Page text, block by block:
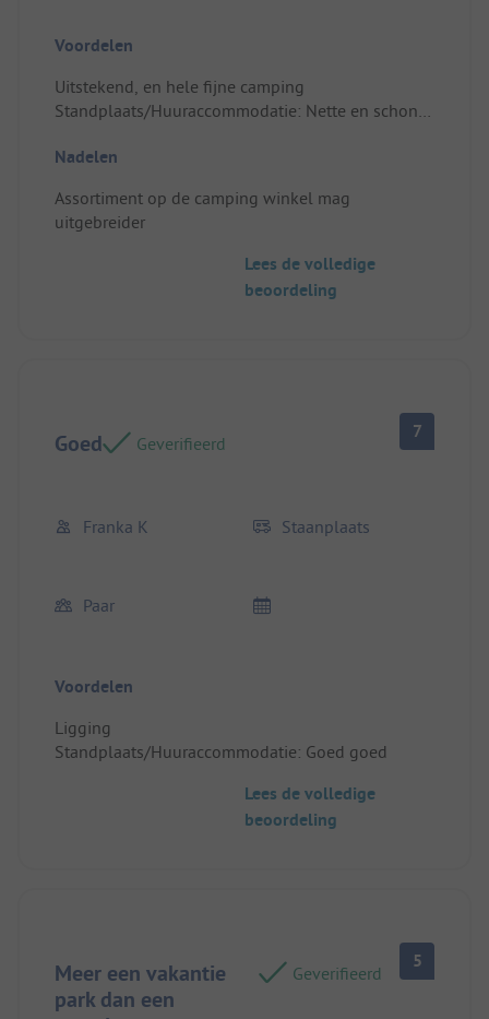
Voordelen
Uitstekend, en hele fijne camping
Standplaats/Huuraccommodatie: Nette en schone
Nadelen
Assortiment op de camping winkel mag
uitgebreider
Lees de volledige
beoordeling
Goed Geverifieerd
7
Franka K Staanplaats
Paar
Voordelen
Ligging
Standplaats/Huuraccommodatie: Goed goed
Lees de volledige
beoordeling
Meer een vakantie
park dan een
Geverifieerd
5